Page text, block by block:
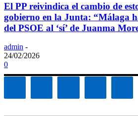
El PP reivindica el cambio de
gobierno en la Junta: “Málaga
del PSOE al ‘sí’ de Juanma
admin -
24/02/2026
0